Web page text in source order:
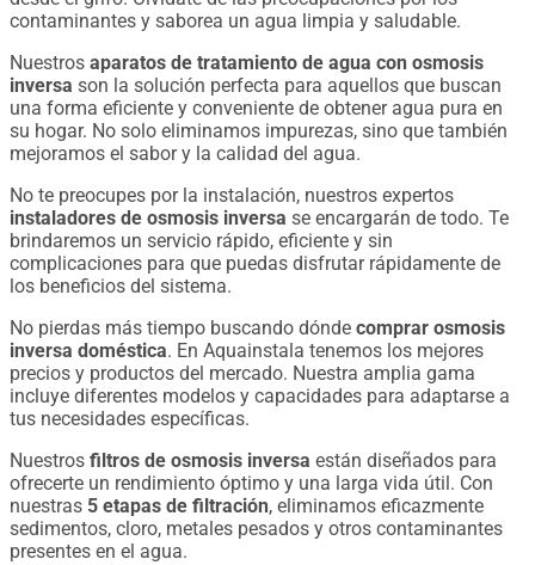
contaminantes y saborea un agua limpia y saludable.
Nuestros aparatos de tratamiento de agua con osmosis
inversa son la solución perfecta para aquellos que buscan
una forma eficiente y conveniente de obtener agua pura en
su hogar. No solo eliminamos impurezas, sino que también
mejoramos el sabor y la calidad del agua.
No te preocupes por la instalación, nuestros expertos
instaladores de osmosis inversa se encargarán de todo. Te
brindaremos un servicio rápido, eficiente y sin
complicaciones para que puedas disfrutar rápidamente de
los beneficios del sistema.
No pierdas más tiempo buscando dónde comprar osmosis
inversa doméstica. En Aquainstala tenemos los mejores
precios y productos del mercado. Nuestra amplia gama
incluye diferentes modelos y capacidades para adaptarse a
tus necesidades específicas.
Nuestros filtros de osmosis inversa están diseñados para
ofrecerte un rendimiento óptimo y una larga vida útil. Con
nuestras 5 etapas de filtración, eliminamos eficazmente
sedimentos, cloro, metales pesados y otros contaminantes
presentes en el agua.